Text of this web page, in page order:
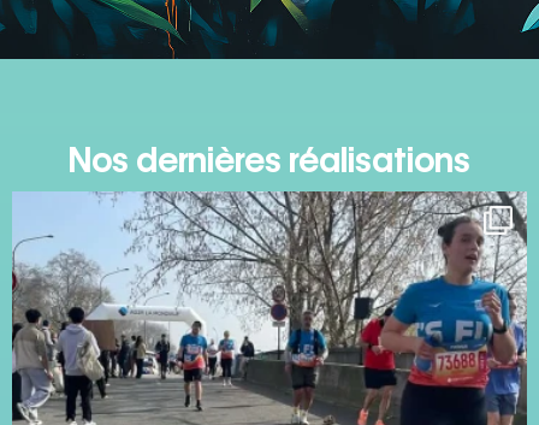
Nos dernières réalisations